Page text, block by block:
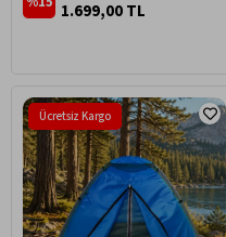
1.699,00 TL
Ücretsiz Kargo